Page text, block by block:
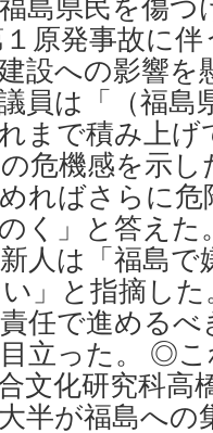
原発事故に伴
設への影響を
員は「（福島
まで積み上
危機感を示
ればさらに
く」と答え
人は「福島
」と指摘し
任で進める
立った。 ◎
文化研究科高
半が福島への